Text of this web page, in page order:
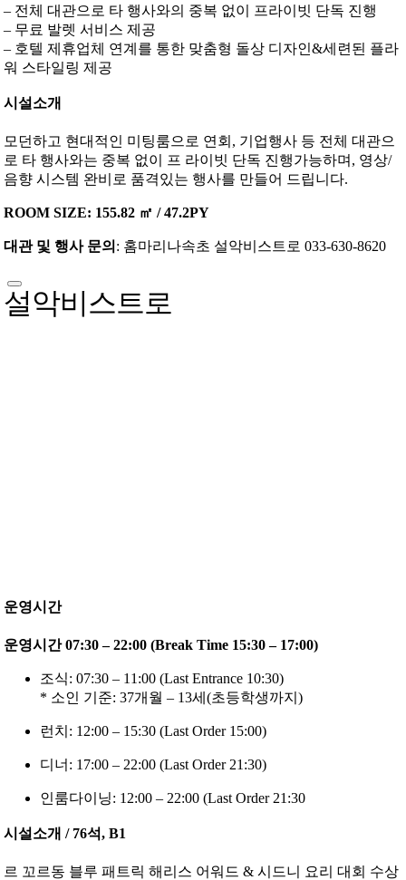
– 전체 대관으로 타 행사와의 중복 없이 프라이빗 단독 진행
– 무료 발렛 서비스 제공
– 호텔 제휴업체 연계를 통한 맞춤형 돌상 디자인&세련된 플라
워 스타일링 제공
시설소개
모던하고 현대적인 미팅룸으로 연회, 기업행사 등 전체 대관으
로 타 행사와는 중복 없이 프 라이빗 단독 진행가능하며, 영상/
음향 시스템 완비로 품격있는 행사를 만들어 드립니다.
ROOM SIZE: 155.82 ㎡ / 47.2PY
대관 및 행사 문의 : 홈마리나속초 설악비스트로 033-630-8620
설악비스트로
운영시간
운영시간 07:30 – 22:00 (Break Time 15:30 – 17:00)
조식: 07:30 – 11:00 (Last Entrance 10:30)
* 소인 기준: 37개월 – 13세(초등학생까지)
런치: 12:00 – 15:30 (Last Order 15:00)
디너: 17:00 – 22:00 (Last Order 21:30)
인룸다이닝: 12:00 – 22:00 (Last Order 21:30
시설소개 / 76석, B1
르 꼬르동 블루 패트릭 해리스 어워드 & 시드니 요리 대회 수상